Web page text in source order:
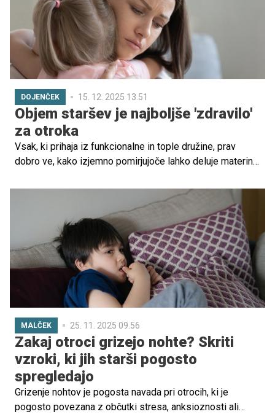
delujejo kot zadnji sprožilec v že dolgo
preobremenjenem sistemu.
DOJENČEK 15. 12. 2025 13.51
Objem staršev je najboljše 'zdravilo'
za otroka
Vsak, ki prihaja iz funkcionalne in tople družine, prav
dobro ve, kako izjemno pomirjujoče lahko deluje materin
Včasih se zdi, da ko nas objameta mama ali oče, vse
težave izginejo in svet se za trenutek zdi bolj varen. Je
MALČEK 25. 11. 2025 09.56
Zakaj otroci grizejo nohte? Skriti
vzroki, ki jih starši pogosto
spregledajo
Grizenje nohtov je pogosta navada pri otrocih, ki je
pogosto povezana z občutki stresa, anksioznosti ali